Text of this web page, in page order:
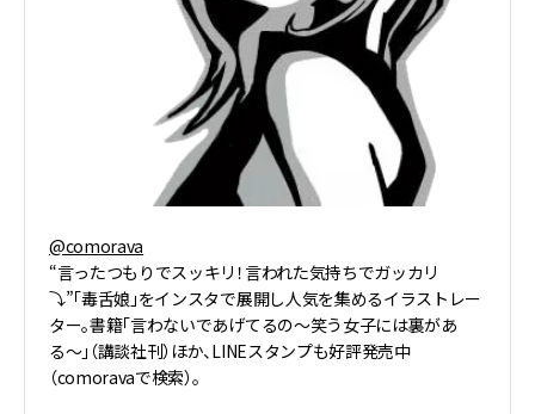
@comorava
“言ったつもりでスッキリ！言われた気持ちでガッカリ
⤵︎”「毒舌娘」をインスタで展開し人気を集めるイラストレー
ター。書籍「言わないであげてるの〜笑う女子には裏があ
る〜」（講談社刊）ほか、LINEスタンプも好評発売中
（comoravaで検索）。